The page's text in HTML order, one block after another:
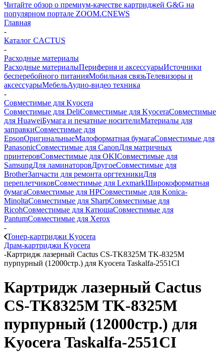
Читайте обзор о премиум-качестве картриджей G&G на
популярном портале ZOOM.CNEWS
Главная
-
Каталог CACTUS
-
Расходные материалы
Расходные материалыПериферия и аксессуарыИсточники
бесперебойного питанияМобильная связьТелевизоры и
аксессуарыМебельАудио-видео техника
-
Совместимые для Kyocera
Совместимые для DeliСовместимые для KyoceraСовместимые
для HuaweiБумага и печатные носителиМатериалы для
заправкиСовместимые для
EpsonОригинальныеМалоформатная бумагаСовместимые для
PanasonicСовместимые для CanonДля матричных
принтеровСовместимые для OKIСовместимые для
SamsungДля ламинаторовДругоеСовместимые для
BrotherЗапчасти для ремонта оргтехникиДля
переплетчиковСовместимые для LexmarkШирокоформатная
бумагаСовместимые для HPСовместимые для Konica-
MinoltaСовместимые для SharpСовместимые для
RicohСовместимые для КатюшаСовместимые для
PantumСовместимые для Xerox
-
Тонер-картриджи Kyocera
Драм-картриджи Kyocera
-Картридж лазерный Cactus CS-TK8325M TK-8325M
пурпурный (12000стр.) для Kyocera Taskalfa-2551CI
Картридж лазерный Cactus
CS-TK8325M TK-8325M
пурпурный (12000стр.) для
Kyocera Taskalfa-2551CI